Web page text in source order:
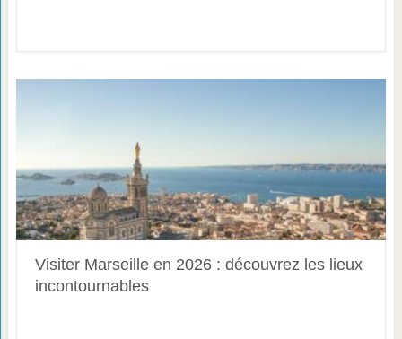
Visiter Marseille en 2026 : découvrez les lieux
incontournables